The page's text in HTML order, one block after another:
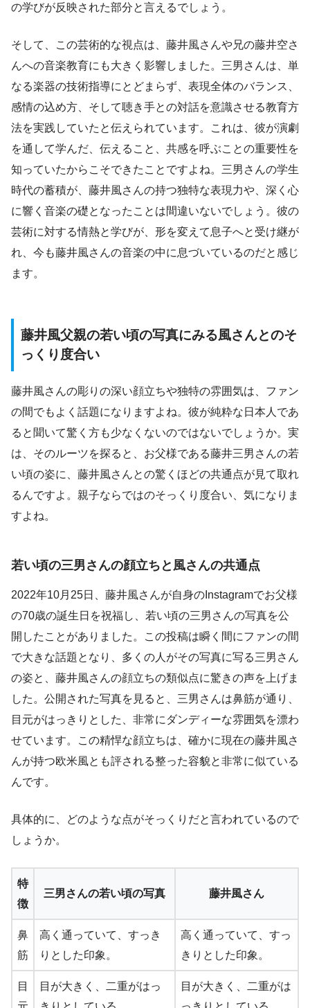
の学びが反映された部分と言えるでしょう。
そして、この芸術的な視点は、藤井風さんや兄の藤井空さ
んへの音楽教育にも大きく影響しました。三男さんは、単
なる楽器の技術指導にとどまらず、表現全体のバランス、
感情の込め方、そして聴き手との対話を意識させる教育方
法を実践していたと伝えられています。これは、彼が演劇
を通して学んだ、伝えること、共感を呼ぶことの重要性を
知っていたからこそできたことですよね。三男さんの学生
時代の蓄積が、藤井風さんの持つ独特な表現力や、深く心
に響く音楽の礎となったことは間違いないでしょう。彼の
芸術に対する情熱と学びが、形を変えて息子へと受け継が
れ、今も藤井風さんの音楽の中に息づいているのだと感じ
ます。
藤井風父親の若い頃の写真にみる風さんとのそ
っくり度合い
藤井風さんの彫りの深い顔立ちや独特の雰囲気は、ファン
の間でもよく話題になりますよね。彼が純粋な日本人であ
ると聞いて驚く方も少なくないのではないでしょうか。実
は、そのルーツを探ると、お父様である藤井三男さんの若
い頃の姿に、藤井風さんとの驚くほどの共通点が見て取れ
るんですよ。親子ならではのそっくり度合い、気になりま
すよね。
若い頃の三男さんの顔立ちと風さんの共通点
2022年10月25日、藤井風さんが自身のInstagramでお父様
の70歳の誕生日を祝福し、若い頃の三男さんの写真を公
開したことがありました。この投稿は瞬く間にファンの間
で大きな話題となり、多くの人がその写真に写る三男さん
の姿と、藤井風さんの顔立ちの類似点に驚きの声を上げま
した。公開された写真を見ると、三男さんは鼻筋が通り、
目元がはっきりとした、非常にダンディーな雰囲気を漂わ
せています。この精悍な顔立ちは、確かに現在の藤井風さ
んが持つ欧米風とも評される整った容貌と非常に似ている
んです。
具体的に、どのような点がそっくりだと言われているので
しょうか。
特
徴
三男さんの若い頃の写真 藤井風さん
鼻
筋
高く通っていて、すっき
りとした印象。
高く通っていて、すっ
きりとした印象。
目
目が大きく、二重がはっ
目が大きく、二重がは